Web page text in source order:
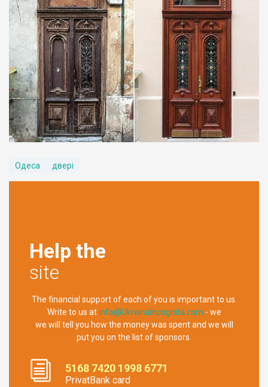
Одеса двері
Help the
site
The financial support of each of you is important to us.
Write to us atinfo@UkrainaIncognita.com - we
we will tell you how the money was spent and we will
put you on the list of sponsors.
5168 7420 1998 6771
PrivatBank card